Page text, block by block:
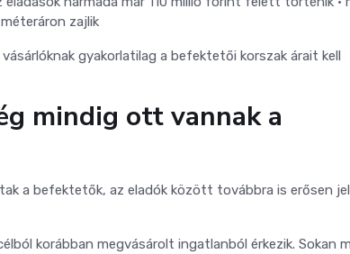
zajlik
gyakorlatilag a befektetői korszak árait kell
mindig ott vannak a
a befektetők, az eladók között továbbra is erősen
korábban megvásárolt ingatlanból érkezik. Sokan